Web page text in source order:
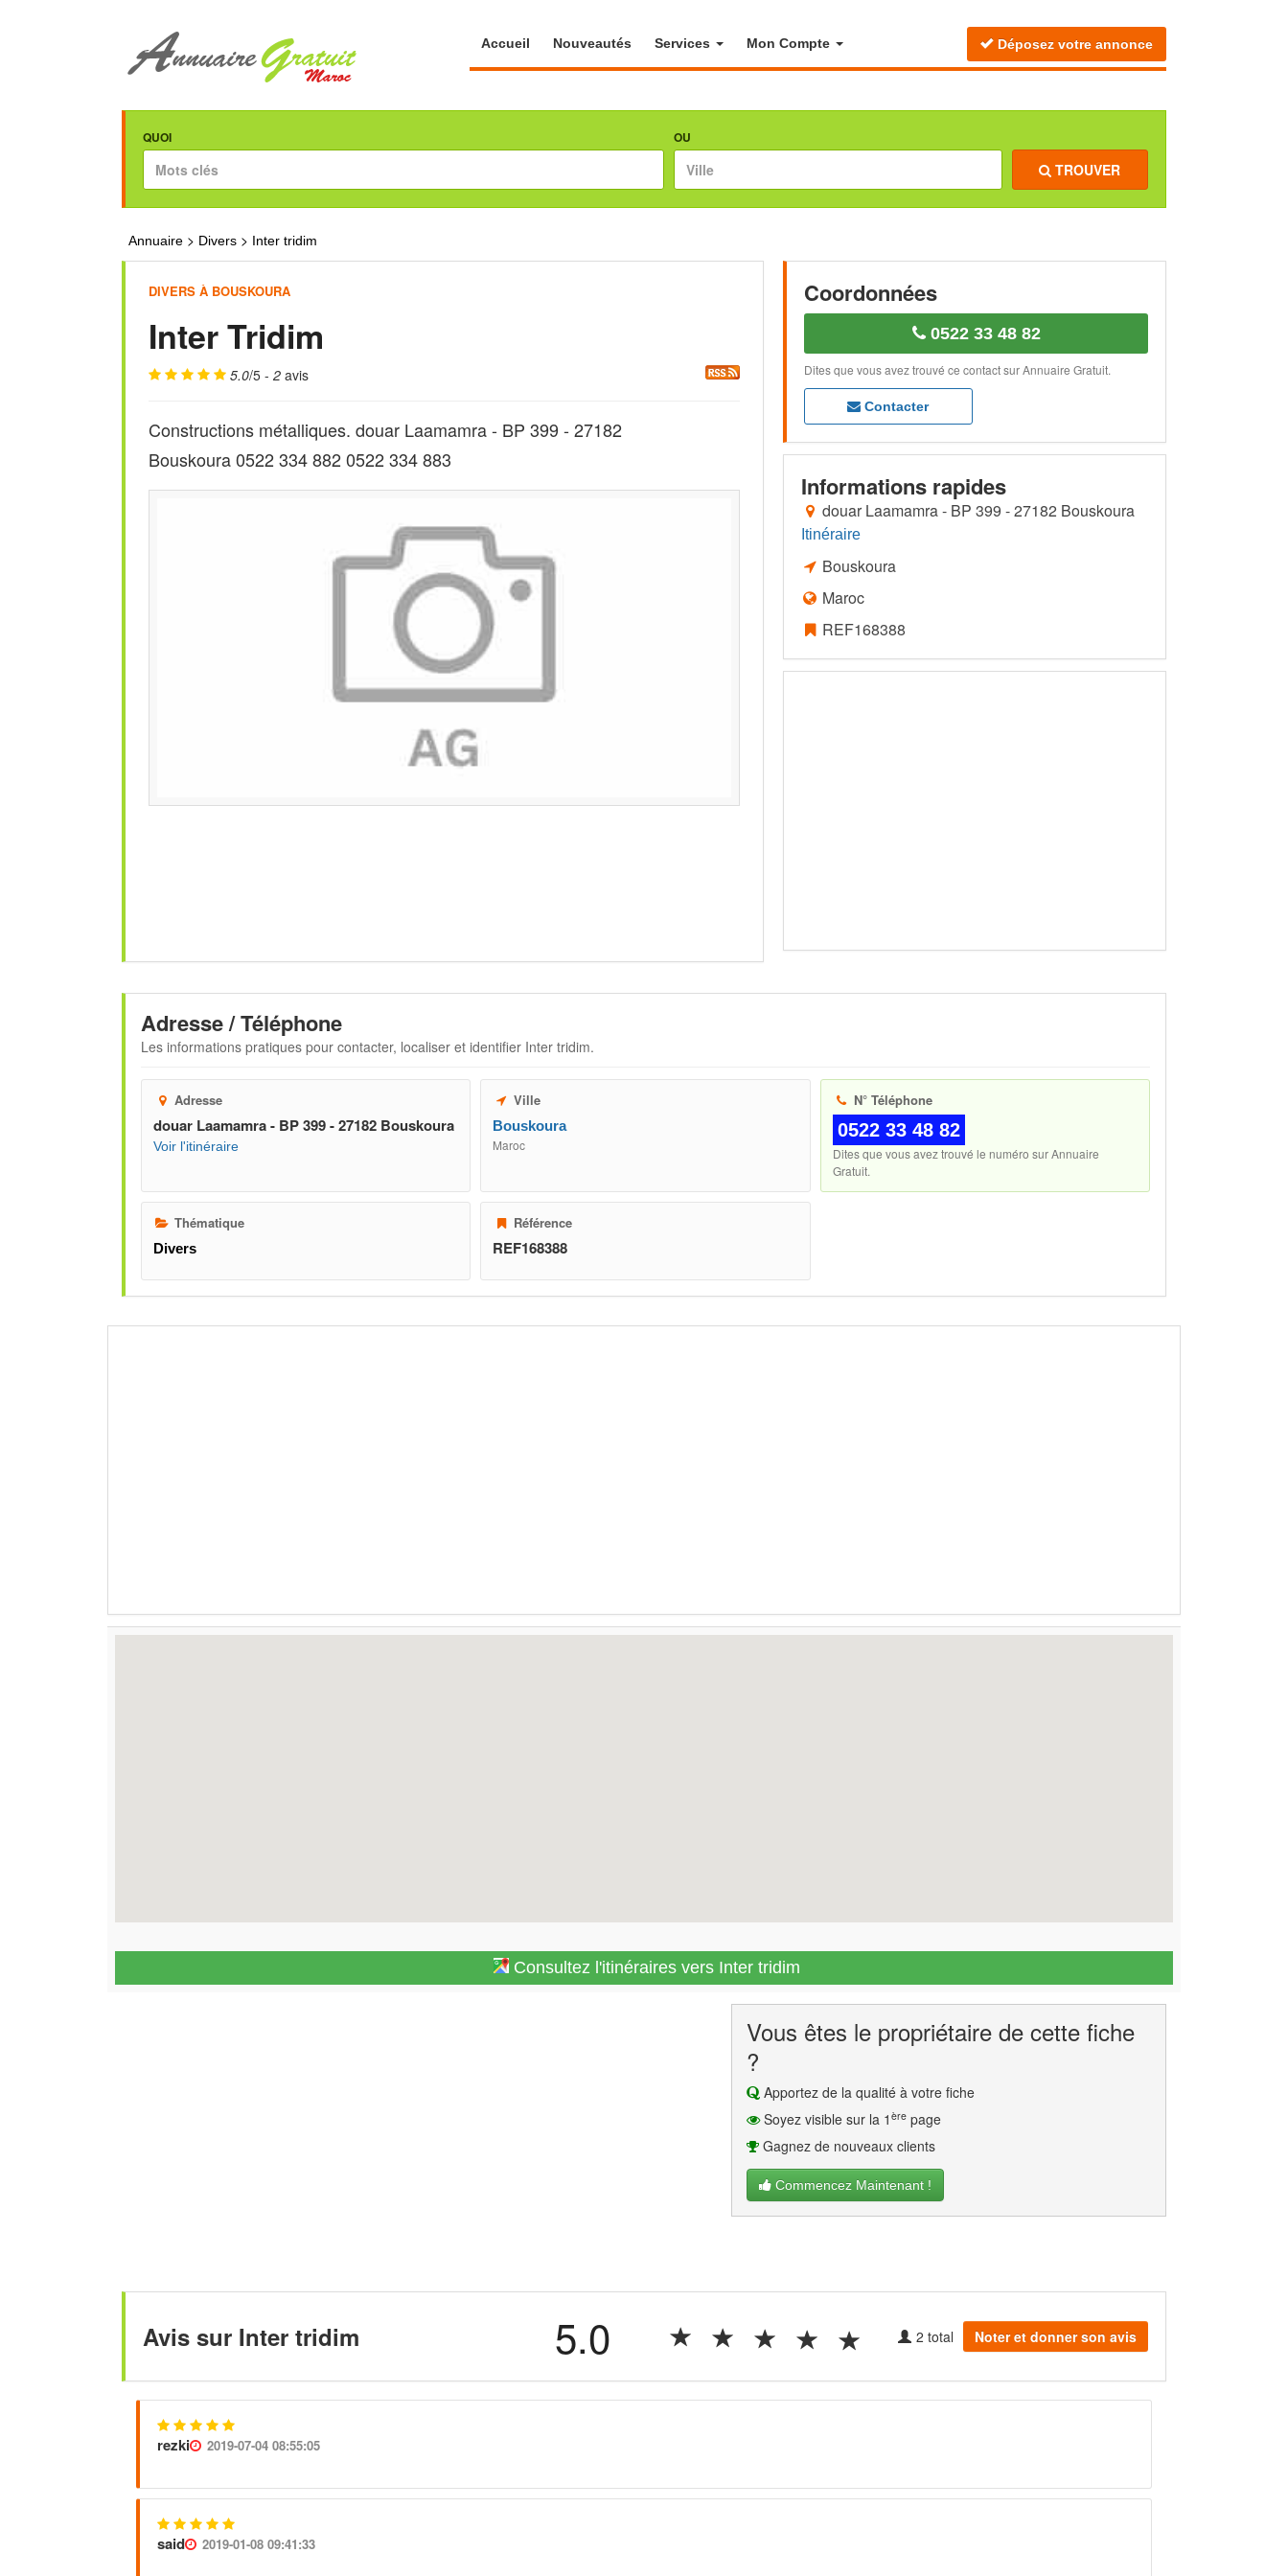
Accueil Nouveautés Services Mon Compte Déposez votre annonce
QUOI OU
TROUVER
Annuaire > Divers > Inter tridim
DIVERS À BOUSKOURA
Inter Tridim
5.0/5 - 2 avis
Constructions métalliques. douar Laamamra - BP 399 - 27182
Bouskoura 0522 334 882 0522 334 883
Coordonnées
0522 33 48 82
Dites que vous avez trouvé ce contact sur Annuaire Gratuit.
Contacter
Informations rapides
douar Laamamra - BP 399 - 27182 Bouskoura
Itinéraire
Bouskoura
Maroc
REF168388
Adresse / Téléphone
Les informations pratiques pour contacter, localiser et identifier Inter tridim.
Adresse
douar Laamamra - BP 399 - 27182 Bouskoura
Voir l'itinéraire
Ville
Bouskoura
Maroc
N° Téléphone
0522 33 48 82
Dites que vous avez trouvé le numéro sur Annuaire
Gratuit.
Thématique
Divers
Référence
REF168388
Consultez l'itinéraires vers Inter tridim
Vous êtes le propriétaire de cette fiche
?
Apportez de la qualité à votre fiche
Soyez visible sur la 1 èrepage
Gagnez de nouveaux clients
Commencez Maintenant !
Avis sur Inter tridim 5.0 2 total Noter et donner son avis
rezki 2019-07-04 08:55:05
said 2019-01-08 09:41:33